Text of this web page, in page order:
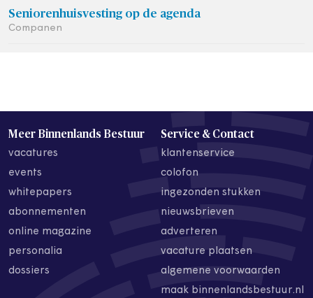
Seniorenhuisvesting op de agenda
Companen
Meer Binnenlands Bestuur
vacatures
events
whitepapers
abonnementen
online magazine
personalia
dossiers
Service & Contact
klantenservice
colofon
ingezonden stukken
nieuwsbrieven
adverteren
vacature plaatsen
algemene voorwaarden
maak binnenlandsbestuur.nl